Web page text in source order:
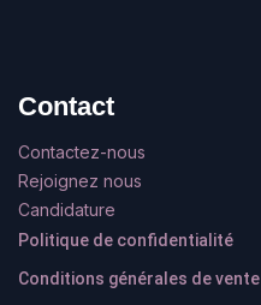
Contact
Contactez-nous
Rejoignez nous
Candidature
Politique de confidentialité
Conditions générales de vente